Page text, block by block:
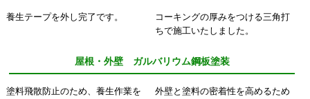
養生テープを外し完了です。
コーキングの厚みをつける三角打
ちで施工いたしました。
屋根・外壁 ガルバリウム鋼板塗装
塗料飛散防止のため、養生作業を
外壁と塗料の密着性を高めるため